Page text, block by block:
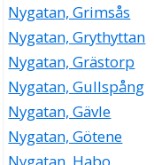
Nygatan, Grimsås
Nygatan, Grythyttan
Nygatan, Grästorp
Nygatan, Gullspång
Nygatan, Gävle
Nygatan, Götene
Nygatan, Habo